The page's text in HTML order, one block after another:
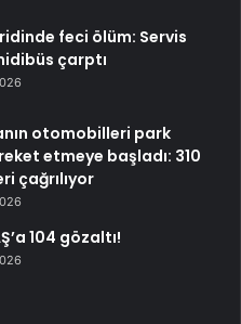
feci ölüm: Servis
çarptı
otomobilleri park
etmeye başladı: 310
çağrılıyor
104 gözaltı!